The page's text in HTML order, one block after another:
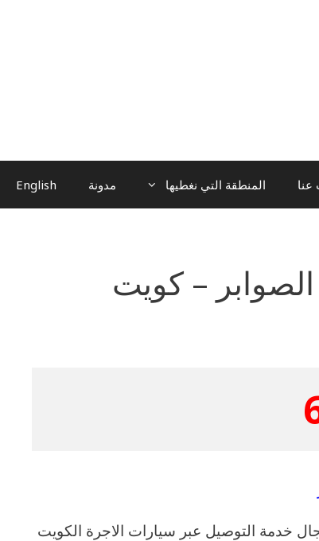
عنا المنطقة التي نغطيها مدونة English
– كويت
خدمة التوصيل عبر سيارات الاجرة الكويت